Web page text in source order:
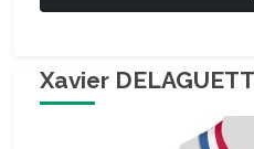
Xavier